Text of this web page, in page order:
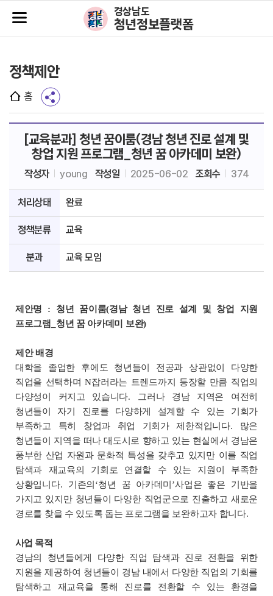
주메뉴바로가기
본문바로가기
경상남도
청년정보플랫폼
정책제안
홈
[교육분과] 청년 꿈이룸(경남 청년 진로 설계 및
창업 지원 프로그램_청년 꿈 아카데미 보완)
작성자 young 작성일 2025-06-02 조회수 374
처리상태 완료
정책분류 교육
분과 교육 모임
제안명 : 청년 꿈이룸(경남 청년 진로 설계 및 창업 지원
프로그램
청년 꿈 아카데미 보완)
제안 배경
대학을 졸업한 후에도 청년들이 전공과 상관없이 다양한
직업을 선택하며N잡러라는 트렌드까지 등장할 만큼 직업의
다양성이 커지고 있습니다.
그러나 경남 지역은 여전히
청년들이 자기 진로를 다양하게 설계할 수 있는 기회가
부족하고
특히 창업과 취업 기회가 제한적입니다. 많은
청년들이 지역을 떠나 대도시로 향하고 있는 현실에서 경남은
풍부한 산업 자원과 문화적 특성을 갖추고 있지만 이를 직업
탐색과 재교육의 기회로 연결할 수 있는 지원이 부족한
상황입니다. 기존의 ‘청년 꿈 아카데미 ’사업은 좋은 기반을
가지고 있지만 청년들이 다양한 직업군으로 진출하고 새로운
경로를 찾을 수 있도록 돕는 프로그램을 보완하고자 합니다.
사업 목적
경남의 청년들에게 다양한 직업 탐색과 진로 전환을 위한
지원을 제공하여 청년들이 경남 내에서 다양한 직업의 기회를
탐색하고
재교육을 통해 진로를 전환할 수 있는 환경을